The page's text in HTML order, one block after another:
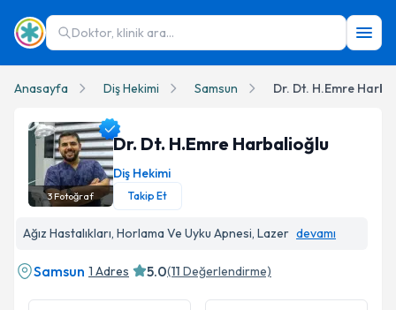
Doktor, klinik ara...
Anasayfa Diş Hekimi Samsun Dr. Dt. H.Emre
3 Fotoğraf
Dr. Dt. H.Emre Harbalioğlu
Diş Hekimi
Takip Et
Ağız Hastalıkları, Horlama Ve Uyku Apnesi, Lazer devamı
Samsun 1 Adres 5.0(11 Değerlendirme)